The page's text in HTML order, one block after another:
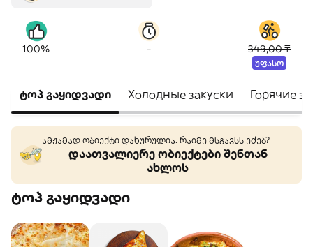
100% - 349,00 ₸
უფასო
ტოპ გაყიდვადი Холодные закуски Горячие
ამჟამად ობიექტი დახურულია. რაიმე მსგავსს ეძებ?
დაათვალიერე ობიექტები შენთან
ახლოს
ტოპ გაყიდვადი